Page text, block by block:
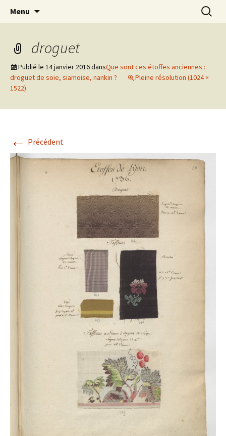
MiaouZdays
Cuisine / Idées Créatives / Petits Bonheurs et
milles autres astuces
Menu
droguet
Publié le 14 janvier 2016dansQue sont ces étoffes anciennes :
droguet de soie, siamoise, nankin ?
Pleine résolution (1024 ×
1522)
← Précédent